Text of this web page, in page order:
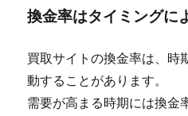
換金率はタイミングに
買取サイトの換金率は、時
動することがあります。
需要が高まる時期には換金